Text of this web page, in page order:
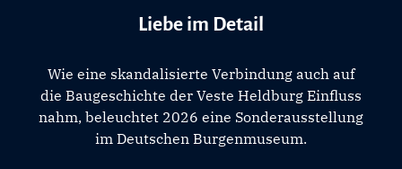
Liebe im Detail
Wie eine skandalisierte Verbindung auch auf
die Baugeschichte der Veste Heldburg Einfluss
nahm, beleuchtet 2026 eine Sonderausstellung
im Deutschen Burgenmuseum.